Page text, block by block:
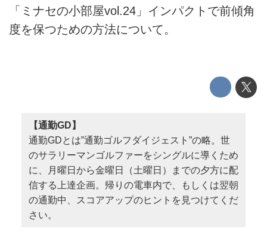
「ミナセの小部屋vol.24」インパクトで前傾角
度を保つための方法について。
【通勤GD】
通勤GDとは‟通勤ゴルフダイジェスト”の略。世
のサラリーマンゴルファーをシングルに導くため
に、月曜日から金曜日（土曜日）までの夕方に配
信する上達企画。帰りの電車内で、もしくは翌朝
の通勤中、スコアアップのヒントを見つけてくだ
さい。